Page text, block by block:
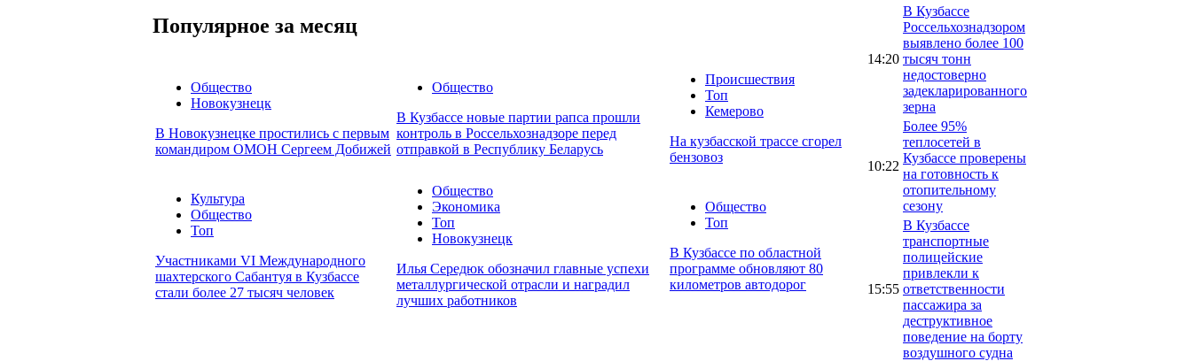
Популярное за месяц
Общество
Новокузнецк
В Новокузнецке простились с первым
командиром ОМОН Сергеем Добижей
Общество
В Кузбассе новые партии рапса прошли
контроль в Россельхознадзоре перед
отправкой в Республику Беларусь
Происшествия
Топ
Кемерово
На кузбасской трассе сгорел
бензовоз
Культура
Общество
Топ
Участниками VI Международного
шахтерского Сабантуя в Кузбассе
стали более 27 тысяч человек
Общество
Экономика
Топ
Новокузнецк
Илья Середюк обозначил главные успехи
металлургической отрасли и наградил
лучших работников
Общество
Топ
В Кузбассе по областной
программе обновляют 80
километров автодорог
14:20
В Кузбассе
Россельхознадзором
выявлено более 100
тысяч тонн
недостоверно
задекларированного
зерна
10:22
Более 95%
теплосетей в
Кузбассе проверены
на готовность к
отопительному
сезону
15:55
В Кузбассе
транспортные
полицейские
привлекли к
ответственности
пассажира за
деструктивное
поведение на борту
воздушного судна